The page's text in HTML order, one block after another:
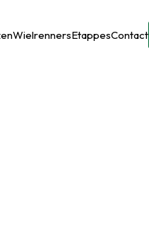
WielrennersEtappesContact